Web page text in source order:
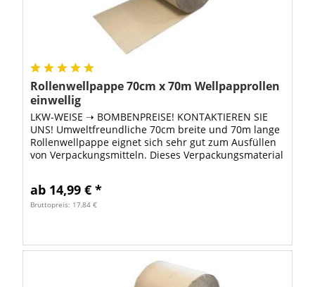
Rollenwellpappe 70cm x 70m Wellpapprollen
einwellig
LKW-WEISE ➝ BOMBENPREISE! KONTAKTIEREN SIE
UNS! Umweltfreundliche 70cm breite und 70m lange
Rollenwellpappe eignet sich sehr gut zum Ausfüllen
von Verpackungsmitteln. Dieses Verpackungsmaterial
ab 14,99 € *
Bruttopreis: 17,84 €